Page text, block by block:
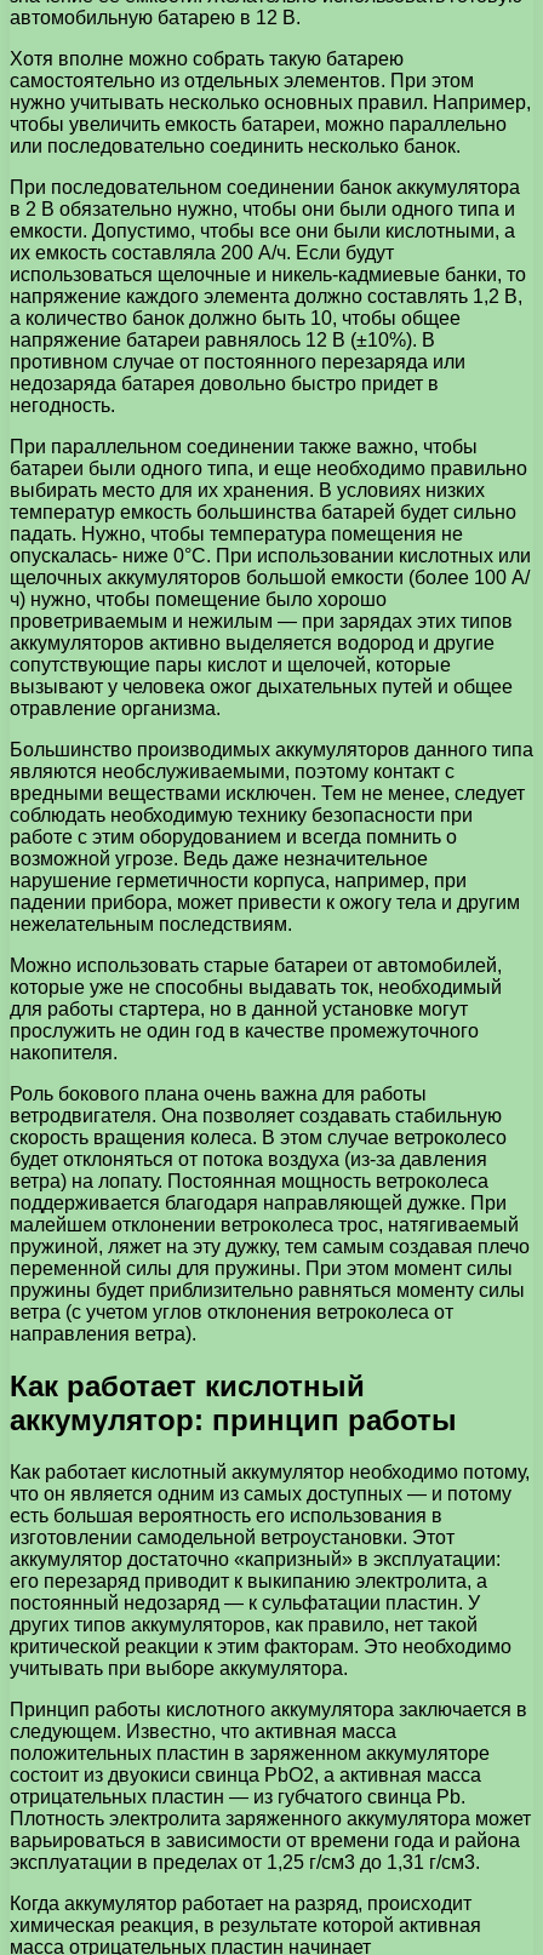
автомобильную батарею в 12 В.
Хотя вполне можно собрать такую батарею
самостоятельно из отдельных элементов. При этом
нужно учитывать несколько основных правил. Например,
чтобы увеличить емкость батареи, можно параллельно
или последовательно соединить несколько банок.
При последовательном соединении банок аккумулятора
в 2 В обязательно нужно, чтобы они были одного типа и
емкости. Допустимо, чтобы все они были кислотными, а
их емкость составляла 200 А/ч. Если будут
использоваться щелочные и никель-кадмиевые банки, то
напряжение каждого элемента должно составлять 1,2 В,
а количество банок должно быть 10, чтобы общее
напряжение батареи равнялось 12 В (±10%). В
противном случае от постоянного перезаряда или
недозаряда батарея довольно быстро придет в
негодность.
При параллельном соединении также важно, чтобы
батареи были одного типа, и еще необходимо правильно
выбирать место для их хранения. В условиях низких
температур емкость большинства батарей будет сильно
падать. Нужно, чтобы температура помещения не
опускалась- ниже 0°С. При использовании кислотных или
щелочных аккумуляторов большой емкости (более 100 А/
ч) нужно, чтобы помещение было хорошо
проветриваемым и нежилым — при зарядах этих типов
аккумуляторов активно выделяется водород и другие
сопутствующие пары кислот и щелочей, которые
вызывают у человека ожог дыхательных путей и общее
отравление организма.
Большинство производимых аккумуляторов данного типа
являются необслуживаемыми, поэтому контакт с
вредными веществами исключен. Тем не менее, следует
соблюдать необходимую технику безопасности при
работе с этим оборудованием и всегда помнить о
возможной угрозе. Ведь даже незначительное
нарушение герметичности корпуса, например, при
падении прибора, может привести к ожогу тела и другим
нежелательным последствиям.
Можно использовать старые батареи от автомобилей,
которые уже не способны выдавать ток, необходимый
для работы стартера, но в данной установке могут
прослужить не один год в качестве промежуточного
накопителя.
Роль бокового плана очень важна для работы
ветродвигателя. Она позволяет создавать стабильную
скорость вращения колеса. В этом случае ветроколесо
будет отклоняться от потока воздуха (из-за давления
ветра) на лопату. Постоянная мощность ветроколеса
поддерживается благодаря направляющей дужке. При
малейшем отклонении ветроколеса трос, натягиваемый
пружиной, ляжет на эту дужку, тем самым создавая плечо
переменной силы для пружины. При этом момент силы
пружины будет приблизительно равняться моменту силы
ветра (с учетом углов отклонения ветроколеса от
направления ветра).
Как работает кислотный
аккумулятор: принцип работы
Как работает кислотный аккумулятор необходимо потому,
что он является одним из самых доступных — и потому
есть большая вероятность его использования в
изготовлении самодельной ветроустановки. Этот
аккумулятор достаточно «капризный» в эксплуатации:
его перезаряд приводит к выкипанию электролита, а
постоянный недозаряд — к сульфатации пластин. У
других типов аккумуляторов, как правило, нет такой
критической реакции к этим факторам. Это необходимо
учитывать при выборе аккумулятора.
Принцип работы кислотного аккумулятора заключается в
следующем. Известно, что активная масса
положительных пластин в заряженном аккумуляторе
состоит из двуокиси свинца РbО2, а активная масса
отрицательных пластин — из губчатого свинца Рb.
Плотность электролита заряженного аккумулятора может
варьироваться в зависимости от времени года и района
эксплуатации в пределах от 1,25 г/см3 до 1,31 г/см3.
Когда аккумулятор работает на разряд, происходит
химическая реакция, в результате которой активная
масса отрицательных пластин начинает